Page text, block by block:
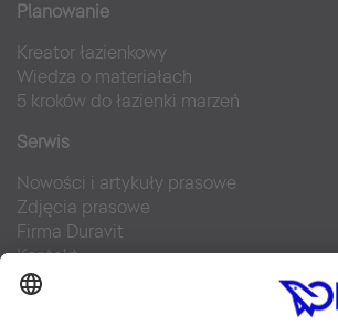
Planowanie
Kreator łazienkowy
Wiedza o materiałach
5 kroków do łazienki marzeń
Serwis
Nowości i artykuły prasowe
Zdjęcia prasowe
Firma Duravit
Kontakt
Najczęściej zadawane pytania